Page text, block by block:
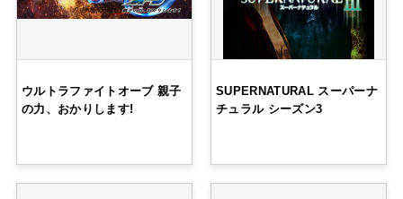
ウルトラファイトオーブ 親子
の力、おかりします!
SUPERNATURAL スーパーナ
チュラル シーズン3